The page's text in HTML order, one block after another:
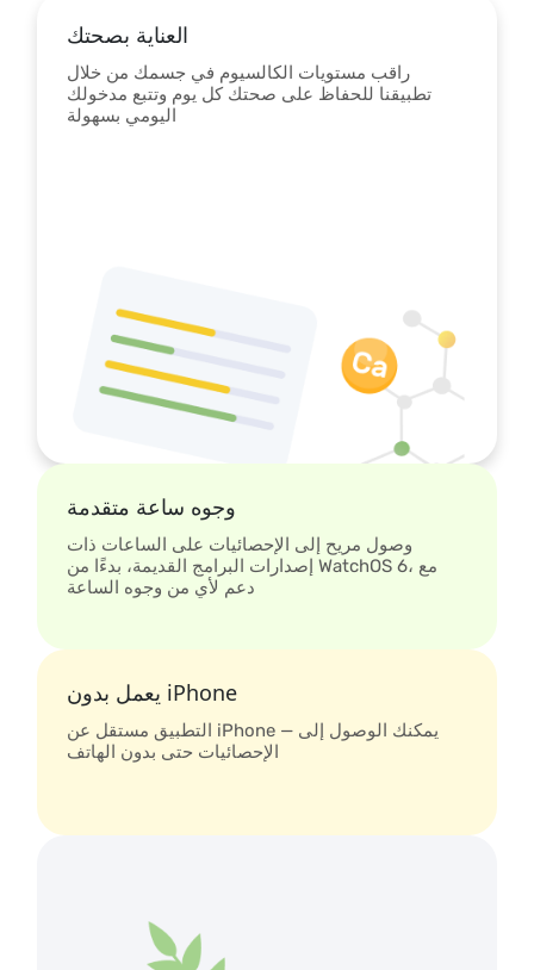
العناية بصحتك
راقب مستويات الكالسيوم في جسمك من خلال
تطبيقنا للحفاظ على صحتك كل يوم وتتبع مدخولك
اليومي بسهولة
وجوه ساعة متقدمة
وصول مريح إلى الإحصائيات على الساعات ذات
إصدارات البرامج القديمة، بدءًا من WatchOS 6، مع
دعم لأي من وجوه الساعة
يعمل بدون iPhone
التطبيق مستقل عن iPhone — يمكنك الوصول إلى
الإحصائيات حتى بدون الهاتف